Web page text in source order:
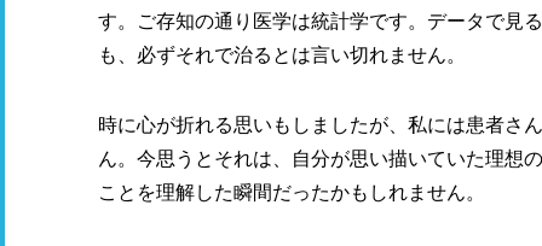
す。ご存知の通り医学は統計学です。データで見
も、必ずそれで治るとは言い切れません。
時に心が折れる思いもしましたが、私には患者さ
ん。今思うとそれは、自分が思い描いていた理想
ことを理解した瞬間だったかもしれません。